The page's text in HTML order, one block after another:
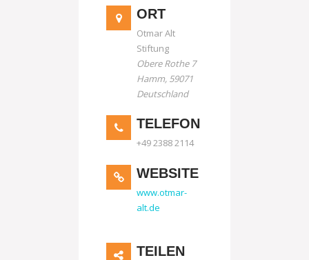
ORT
Otmar Alt
Stiftung
Obere Rothe 7
Hamm, 59071
Deutschland
TELEFON
+49 2388 2114
WEBSITE
www.otmar-
alt.de
TEILEN